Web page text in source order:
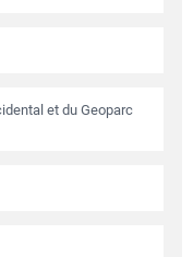
et du Geoparc